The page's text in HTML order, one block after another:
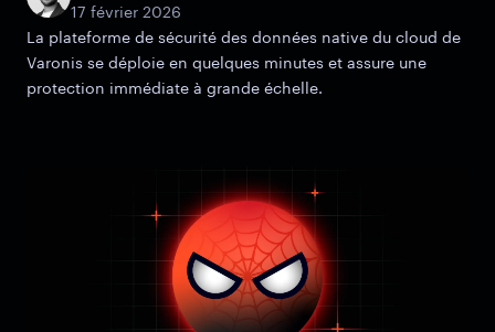
17 février 2026
La plateforme de sécurité des données native du cloud de
Varonis se déploie en quelques minutes et assure une
protection immédiate à grande échelle.